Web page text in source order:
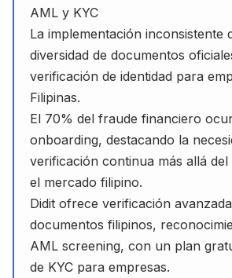
AML y KYC
La implementación inconsistente
diversidad de documentos
verificación de identidad para
Filipinas.
El 70% del fraude financiero
onboarding, destacando la
verificación continua más allá del
el mercado filipino.
Didit ofrece verificación
documentos filipinos,
AML screening, con un plan
de KYC para empresas.